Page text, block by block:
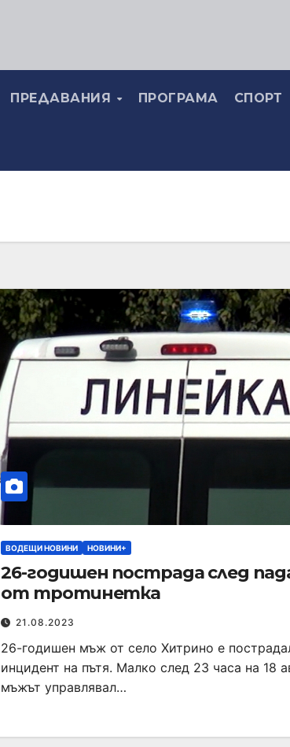
ПРЕДАВАНИЯ ПРОГРАМА СПОРТ
ВОДЕЩИ НОВИНИ НОВИНИ+
26-годишен пострада след
от тротинетка
21.08.2023
26-годишен мъж от село Хитрино е
инцидент на пътя. Малко след 23 часа на 18
мъжът управлявал…